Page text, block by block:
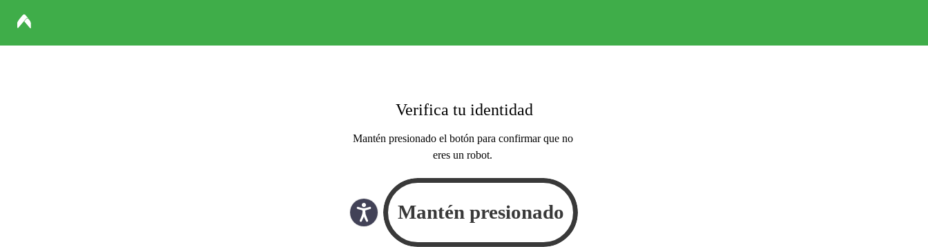
Verifica tu identidad
Mantén presionado el botón para confirmar que no
eres un robot.